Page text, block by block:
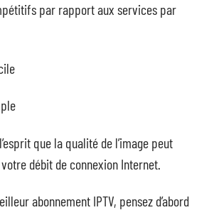
par rapport aux services par
que la qualité de l’image peut
débit de connexion Internet.
abonnement IPTV, pensez d’abord